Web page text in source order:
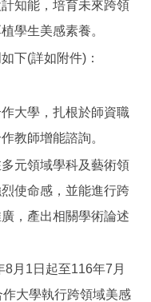
知能，培育未來跨領
學生美感素養。
下(詳如附件)：
大學，扎根於師資職
教師增能諮詢。
元領域學科及藝術領
使命感，並能進行跨
，產出相關學術論述
月1日起至116年7月
大學執行跨領域美感